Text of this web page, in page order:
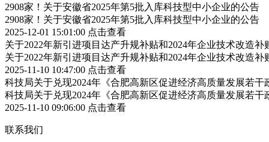
2908家！关于安徽省2025年第5批入库科技型中小企业的公告
2908家！关于安徽省2025年第5批入库科技型中小企业的公告
2025-12-01 15:01:00 点击查看
关于2022年新引进项目达产升规补贴和2024年企业技术改造
关于2022年新引进项目达产升规补贴和2024年企业技术改造
2025-11-10 10:47:00 点击查看
科技局关于兑现2024年《合肥高新区促进经济高质量发展若
科技局关于兑现2024年《合肥高新区促进经济高质量发展若
2025-11-10 09:06:00 点击查看
联系我们